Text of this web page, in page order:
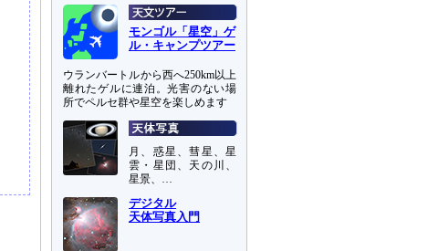
モンゴル「星空」ゲ
ル・キャンプツアー
ウランバートルから西へ250km以上
離れたゲルに連泊。光害のない場
所でペルセ群や星空を楽しめます
月、惑星、彗星、星
雲・星団、天の川、
星景、…
デジタル
天体写真入門